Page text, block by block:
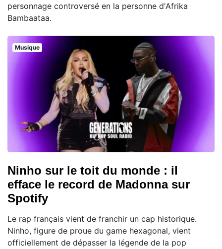
personnage controversé en la personne d'Afrika
Bambaataa.
Musique
Ninho sur le toit du monde : il
efface le record de Madonna sur
Spotify
Le rap français vient de franchir un cap historique.
Ninho, figure de proue du game hexagonal, vient
officiellement de dépasser la légende de la pop